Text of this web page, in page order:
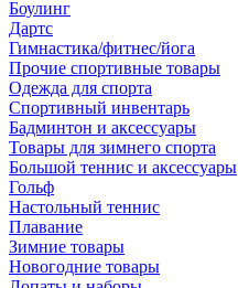
Боулинг
Дартс
Гимнастика/фитнес/йога
Прочие спортивные товары
Одежда для спорта
Спортивный инвентарь
Бадминтон и аксессуары
Товары для зимнего спорта
Большой теннис и аксессуары
Гольф
Настольный теннис
Плавание
Зимние товары
Новогодние товары